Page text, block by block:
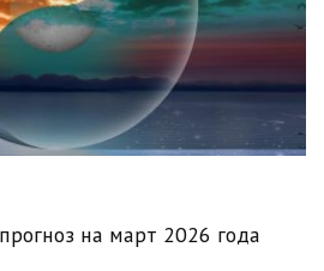
на март 2026 года